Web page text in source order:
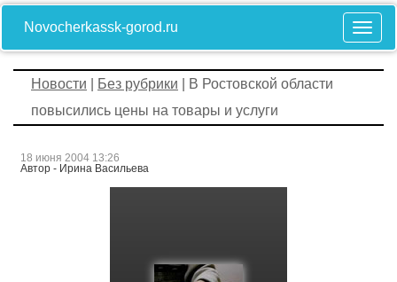
Novocherkassk-gorod.ru
Новости Без рубрики | В Ростовской области
повысились цены на товары и услуги
18 июня 2004 13:26
Автор - Ирина Васильева